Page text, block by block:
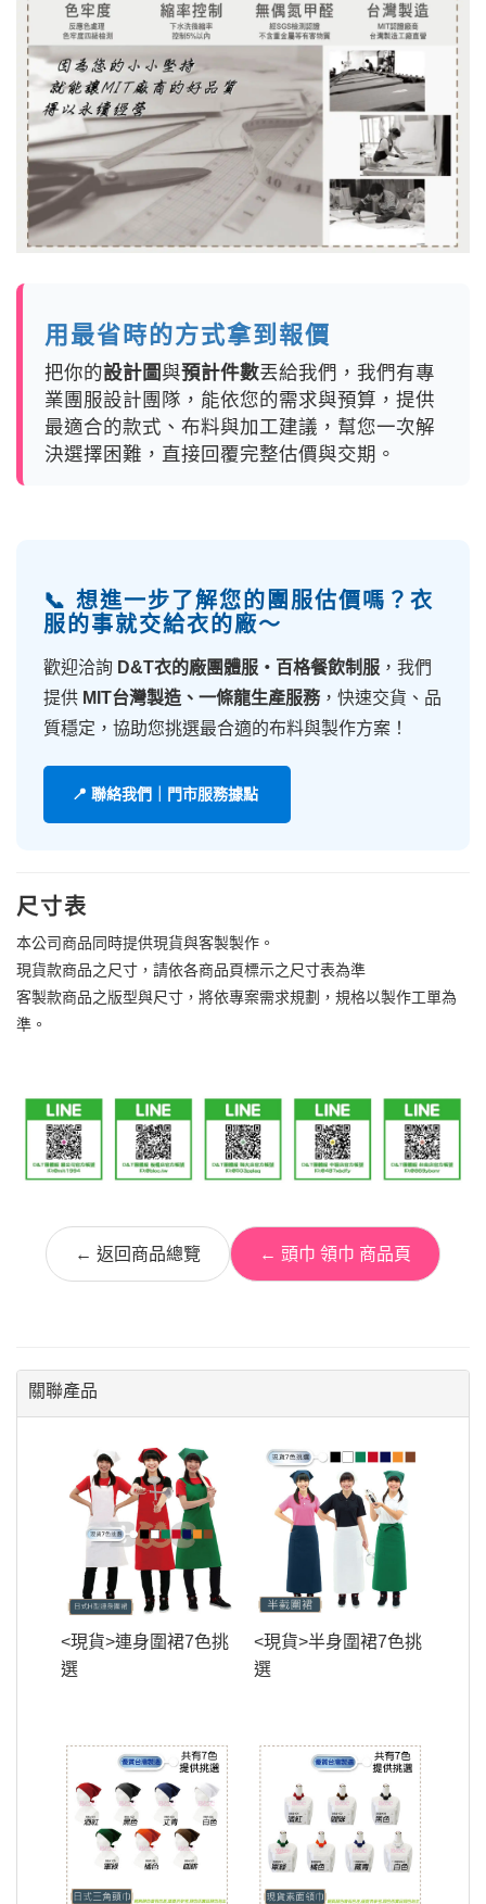
用最省時的方式拿到報價
把你的設計圖與預計件數丟給我們，我們有專
業團服設計團隊，能依您的需求與預算，提供
最適合的款式、布料與加工建議，幫您一次解
決選擇困難，直接回覆完整估價與交期。
📞 想進一步了解您的團服估價嗎？衣
服的事就交給衣的廠～
歡迎洽詢 D&T衣的廠團體服・百格餐飲制服 ，我們
提供 MIT台灣製造、一條龍生產服務，快速交貨、品
質穩定，協助您挑選最合適的布料與製作方案！
📍 聯絡我們｜門市服務據點
尺寸表
本公司商品同時提供現貨與客製製作。
現貨款商品之尺寸，請依各商品頁標示之尺寸表為準
客製款商品之版型與尺寸，將依專案需求規劃，規格以製作工單為
準。
← 返回商品總覽 ← 頭巾 領巾 商品頁
關聯產品
<現貨>連身圍裙7色挑
選
<現貨>半身圍裙7色挑
選